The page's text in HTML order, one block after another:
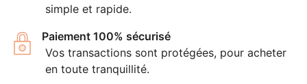
simple et rapide.
Paiement 100% sécurisé
Vos transactions sont protégées, pour acheter
en toute tranquillité.